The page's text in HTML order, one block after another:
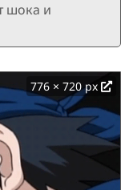
шока и
776 × 720 px